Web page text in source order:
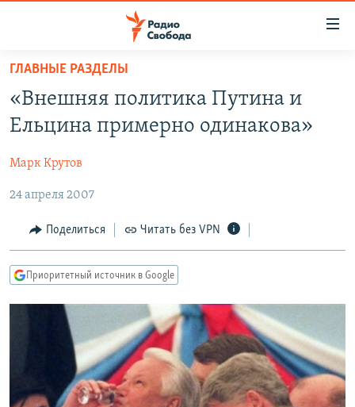
упрощенного
доступа
Вернуться
основному
Вернутся
главной
навигации
Вернутся
АВТОРСКИЕ ПРОЕКТЫ
ЦИТАТЫ СВОБОДЫ
МНЕНИЯ
КУЛЬТУРА
IDEL.РЕАЛИИ
КАВКАЗ.РЕАЛИИ
СЕВЕР.РЕАЛИИ
СИБИРЬ.РЕАЛИИ
РАСПИСАНИЕ ВЕЩАНИЯ
ПОДПИШИТЕСЬ НА РАССЫЛКУ
ГЛАВНЫЕ РАЗДЕЛЫ
«Внешняя политика Путина и
Ельцина примерно одинакова»
Марк Крутов
24 апреля 2007
Поделиться Читать без VPN
Приоритетный источник в Google